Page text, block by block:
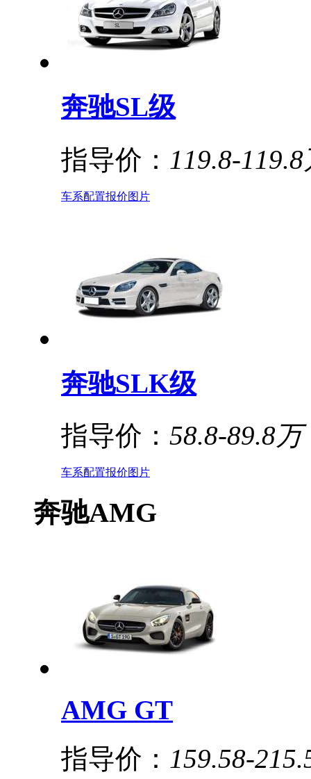
奔驰SL级
指导价： 119.8-
车系配置报价图片
奔驰SLK级
指导价： 58.8-89.8万
车系配置报价图片
奔驰AMG
AMG GT
指导价： 159.58-